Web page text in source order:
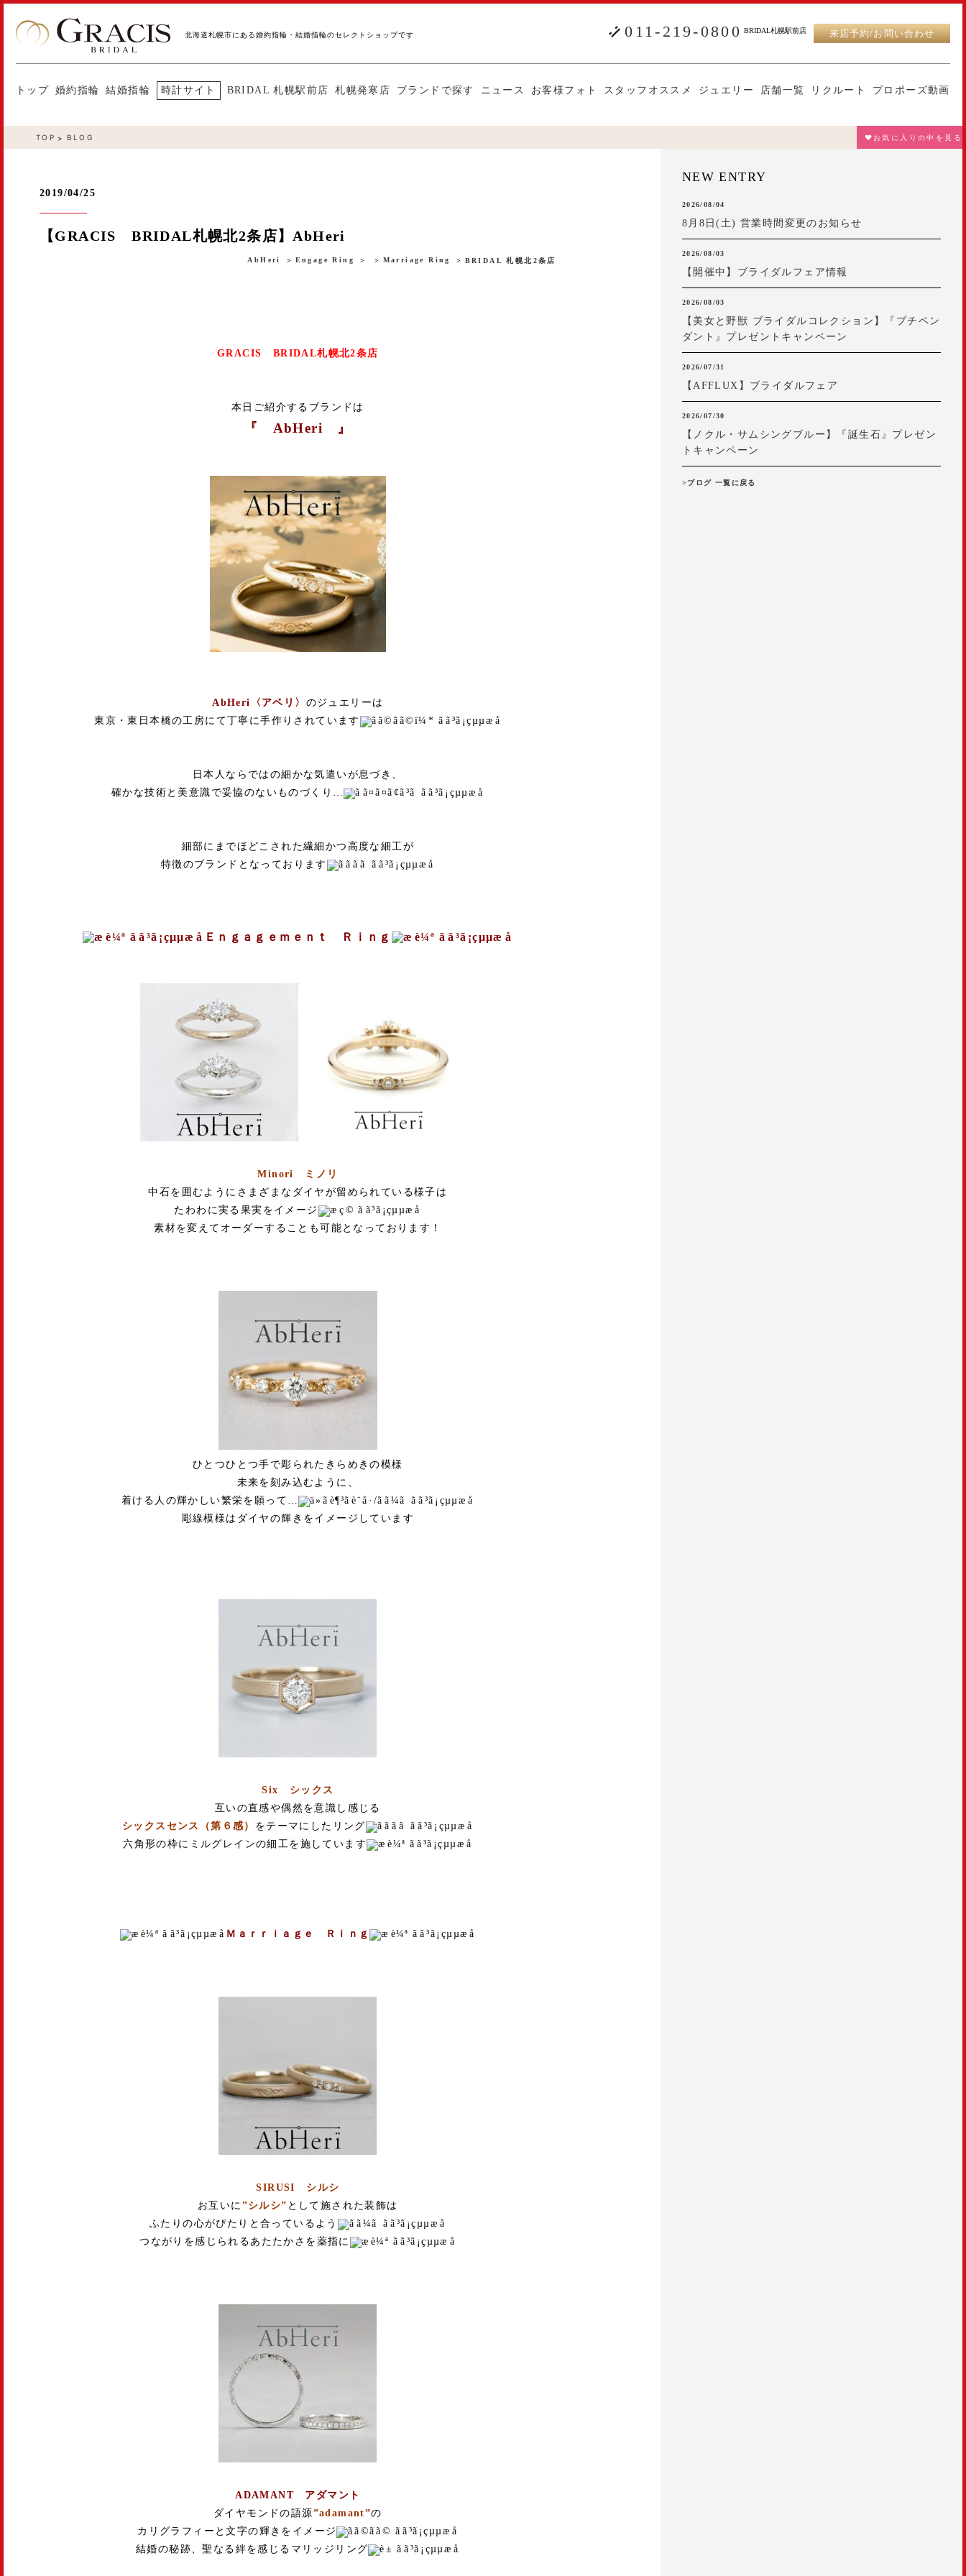
北海道札幌市にある婚約指輪・結婚指輪のセレクトショップです 011-219-0800 BRIDAL札幌駅前店 来店予約/お問い合わせ
トップ 婚約指輪 結婚指輪 時計サイト BRIDAL 札幌駅前店 札幌発寒店 ブランドで探す ニュース お客様フォト スタッフオススメ ジュエリー 店舗一覧 リクルート プロポーズ動画
TOP BLOG ♥お気に入りの中を見る
2019/04/25
【GRACIS BRIDAL札幌北2条店】AbHeri
AbHeri Engage Ring Marriage Ring BRIDAL 札幌北2条店
GRACIS BRIDAL札幌北2条店
本日ご紹介するブランドは
『 AbHeri 』
AbHeri〈アベリ〉 のジュエリーは
東京・東日本橋の工房にて丁寧に手作りされています
日本人ならではの細かな気遣いが息づき、
確かな技術と美意識で妥協のないものづくり…
細部にまでほどこされた繊細かつ高度な細工が
特徴のブランドとなっております
Ｅｎｇａｇｅｍｅｎｔ Ｒｉｎｇ
Minori ミノリ
中石を囲むようにさまざまなダイヤが留められている様子は
たわわに実る果実をイメージ
素材を変えてオーダーすることも可能となっております！
ひとつひとつ手で彫られたきらめきの模様
未来を刻み込むように、
着ける人の輝かしい繁栄を願って…
彫線模様はダイヤの輝きをイメージしています
Six シックス
互いの直感や偶然を意識し感じる
シックスセンス（第６感） をテーマにしたリング
六角形の枠にミルグレインの細工を施しています
Ｍａｒｒｉａｇｅ Ｒｉｎｇ
SIRUSI シルシ
お互いに ”シルシ” として施された装飾は
ふたりの心がぴたりと合っているよう
つながりを感じられるあたたかさを薬指に
ADAMANT アダマント
ダイヤモンドの語源 ”adamant”の
カリグラフィーと文字の輝きをイメージ
結婚の秘跡、聖なる絆を感じるマリッジリング
NEW ENTRY
2026/08/04
8月8日(土) 営業時間変更のお知らせ
2026/08/03
【開催中】ブライダルフェア情報
2026/08/03
【美女と野獣 ブライダルコレクション】『プチペン
ダント』プレゼントキャンペーン
2026/07/31
【AFFLUX】ブライダルフェア
2026/07/30
【ノクル・サムシングブルー】『誕生石』プレゼン
トキャンペーン
>ブログ 一覧に戻る